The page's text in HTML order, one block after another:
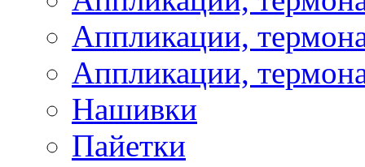
Аппликации,
Аппликации,
Нашивки
Пайетки